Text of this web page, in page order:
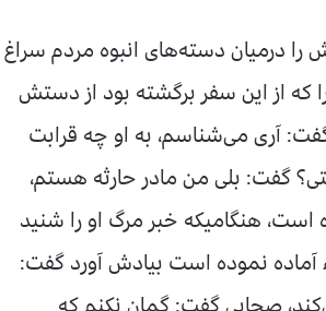
را درمیان دسته‌های انبوه مردم سراغ
كه از این سفر برگشته بود از دستش
آری می‌شناسم، به او چه قرابت
گفت: بلی من مادر حارثه هستم،
است، هنگامیكه خبر مرگ او را شنید
آماده نموده است بیادش آورد گفت: